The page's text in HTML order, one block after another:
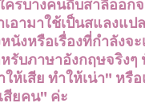
ครบางคนถีบสาลี่ออก
เอามาใช้เป็นสแลงแ
งหรือเรื่องที่กำลังจะ
รับภาษาอังกฤษจริงๆ
ห้เสีย ทำให้เน่า" หรื
สียคน" ค่ะ